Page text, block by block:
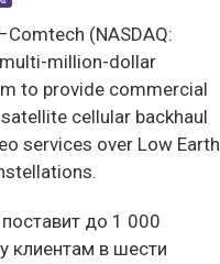
(NASDAQ:
million-dollar
to provide commercial
cellular backhaul
services over Low Earth
до 1 000
клиентам в шести